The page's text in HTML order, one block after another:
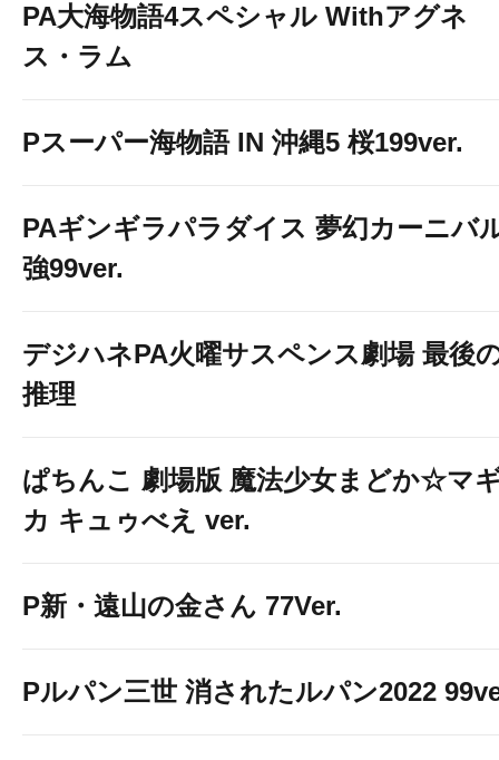
PA大海物語4スペシャル Withアグネ
ス・ラム
Pスーパー海物語 IN 沖縄5 桜199ver.
PAギンギラパラダイス 夢幻カーニバ
強99ver.
デジハネPA火曜サスペンス劇場 最後
推理
ぱちんこ 劇場版 魔法少女まどか☆マ
カ キュゥべえ ver.
P新・遠山の金さん 77Ver.
Pルパン三世 消されたルパン2022